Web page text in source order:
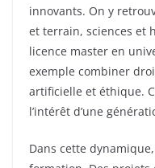
innovants. On y
et terrain, sciences et
licence master en
exemple combiner
artificielle et éthique.
l’intérêt d’une
Dans cette